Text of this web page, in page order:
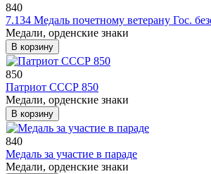
840
7.134 Медаль почетному ветерану Гос.
Медали, орденские знаки
В корзину
850
Патриот СССР 850
Медали, орденские знаки
В корзину
840
Медаль за участие в параде
Медали, орденские знаки